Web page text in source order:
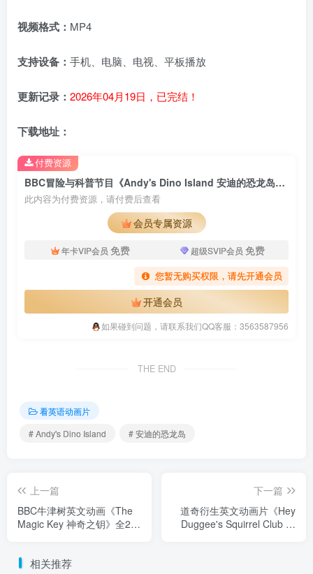
视频格式： MP4
支持设备： 手机、电脑、电视、平板播放
更新记录： 2026年04月19日，已完结！
下载地址：
BBC冒险与科普节目《Andy's Dino Island 安迪的恐龙岛》全15集，1080P高清视频带英文字幕，百度云网盘下载！
此内容为付费资源，请付费后查看
会员专属资源
年卡VIP会员 免费 超级SVIP会员 免费
您暂无购买权限，请先开通会员
开通会员
如果碰到问题，请联系我们QQ客服：3563587956
付费资源
THE END
看英语动画片
# Andy's Dino Island
# 安迪的恐龙岛
上一篇
BBC牛津树英文动画《The
Magic Key 神奇之钥》全2季
下一篇
道奇衍生英文动画片《Hey
Duggee's Squirrel Club 道
相关推荐